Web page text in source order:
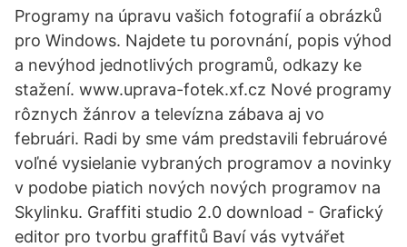
Programy na úpravu vašich fotografií a obrázků
pro Windows. Najdete tu porovnání, popis výhod
a nevýhod jednotlivých programů, odkazy ke
stažení. www.uprava-fotek.xf.cz Nové programy
rôznych žánrov a televízna zábava aj vo
februári. Radi by sme vám predstavili februárové
voľné vysielanie vybraných programov a novinky
v podobe piatich nových nových programov na
Skylinku. Graffiti studio 2.0 download - Grafický
editor pro tvorbu graffitů Baví vás vytvářet